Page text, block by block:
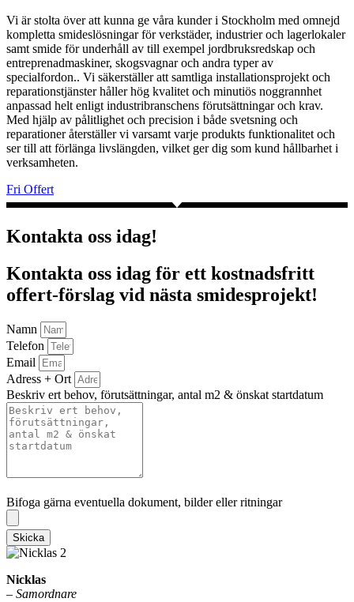
Vi är stolta över att kunna ge våra kunder i Stockholm med omnejd
kompletta smideslösningar för verkstäder, industrier och lagerlokaler
samt smide för underhåll av till exempel jordbruksredskap och
entreprenadmaskiner, skogsvagnar och andra typer av
specialfordon.. Vi säkerställer att samtliga installationsprojekt och
reparationstjänster håller hög kvalitet och minutiös noggrannhet
anpassad helt enligt industribranschens förutsättningar och krav.
Med hjälp av pålitlighet och precision i både svetsning och
reparationer återställer vi varsamt varje produkts funktionalitet och
ser till att förlänga livslängden, vilket ger dig som kund hållbarhet i
verksamheten.
Fri Offert
Kontakta oss idag!
Kontakta oss idag för ett kostnadsfritt
offert-förslag vid nästa smidesprojekt!
Namn
Telefon
Email
Adress + Ort
Beskriv ert behov, förutsättningar, antal m2 & önskat startdatum
Bifoga gärna eventuella dokument, bilder eller ritningar
Skicka
Nicklas
– Samordnare